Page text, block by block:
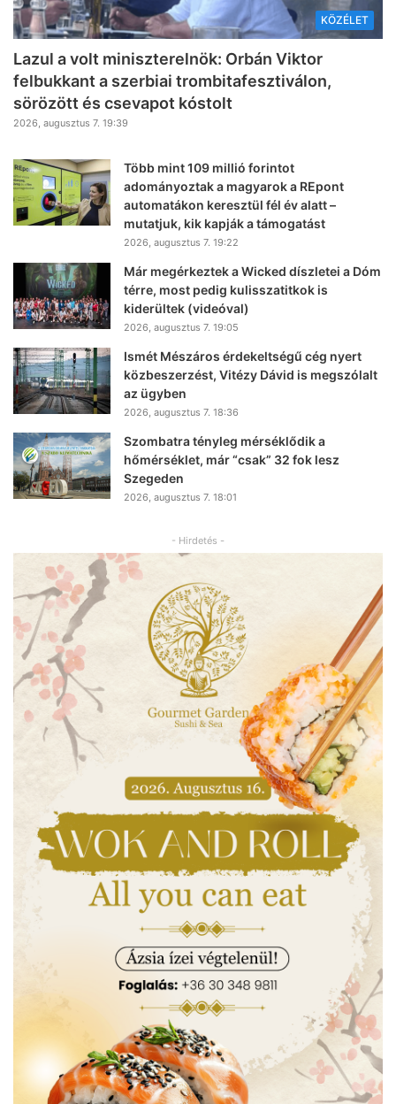
KÖZÉLET
Lazul a volt miniszterelnök: Orbán Viktor
felbukkant a szerbiai trombitafesztiválon,
sörözött és csevapot kóstolt
2026, augusztus 7. 19:39
Több mint 109 millió forintot
adományoztak a magyarok a REpont
automatákon keresztül fél év alatt –
mutatjuk, kik kapják a támogatást
2026, augusztus 7. 19:22
Már megérkeztek a Wicked díszletei a Dóm
térre, most pedig kulisszatitkok is
kiderültek (videóval)
2026, augusztus 7. 19:05
Ismét Mészáros érdekeltségű cég nyert
közbeszerzést, Vitézy Dávid is megszólalt
az ügyben
2026, augusztus 7. 18:36
Szombatra tényleg mérséklődik a
hőmérséklet, már “csak” 32 fok lesz
Szegeden
2026, augusztus 7. 18:01
- Hirdetés -